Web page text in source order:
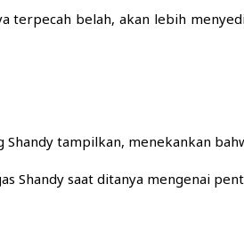
terpecah belah, akan lebih
Shandy tampilkan, menekankan
Shandy saat ditanya mengenai